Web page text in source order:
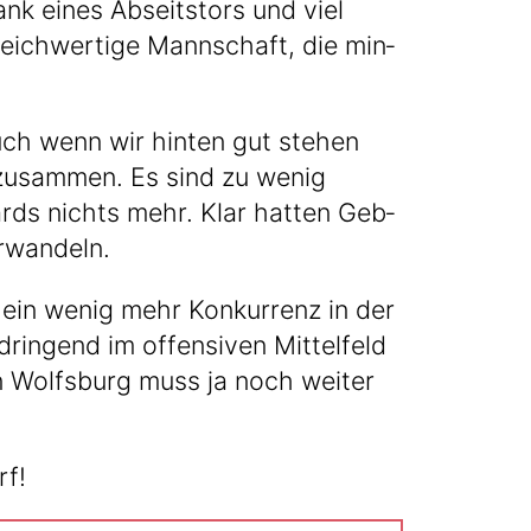
eines Abseits­tors und viel
Mann­schaft, die min­
wenn wir hin­ten gut ste­hen
Es sind zu wenig
nichts mehr. Klar hat­ten Geb­
wenig mehr Kon­kur­renz in der
im offen­si­ven Mit­tel­feld
muss ja noch wei­ter